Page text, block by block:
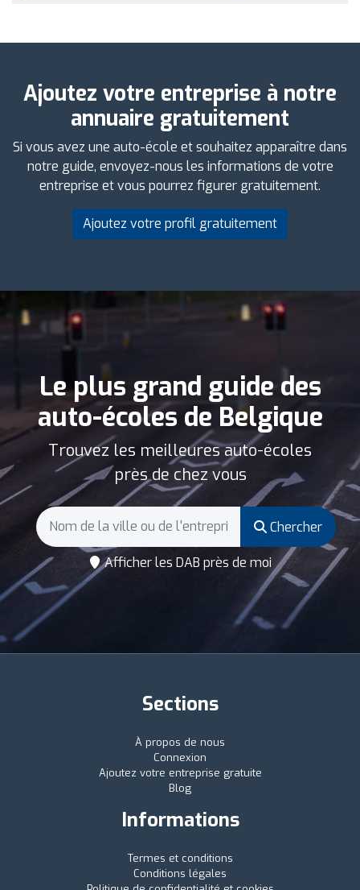
Ajoutez votre entreprise à notre
annuaire gratuitement
Si vous avez une auto-école et souhaitez apparaître dans
notre guide, envoyez-nous les informations de votre
entreprise et vous pourrez figurer gratuitement.
Ajoutez votre profil gratuitement
Le plus grand guide des
auto-écoles de Belgique
Trouvez les meilleures auto-écoles
près de chez vous
Chercher
Afficher les DAB près de moi
Sections
À propos de nous
Connexion
Ajoutez votre entreprise gratuite
Blog
Informations
Termes et conditions
Conditions légales